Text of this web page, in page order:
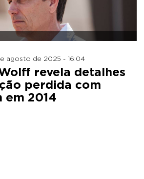
agosto de 2025 - 16:04
revela detalhes
perdida com
em 2014